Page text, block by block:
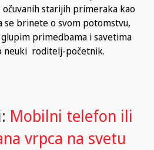
starijih primeraka kao
se brinete o svom potomstvu,
primedbama i savetima
neuki roditelj-početnik.
Mobilni telefon ili
vrpca na svetu